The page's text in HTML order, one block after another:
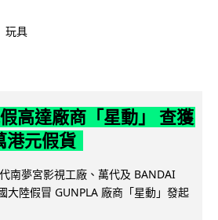
玩具
高達廠商「星動」 查獲
港元假貨
南夢宮影視工廠、萬代及 BANDAI
大陸假冒 GUNPLA 廠商「星動」發起